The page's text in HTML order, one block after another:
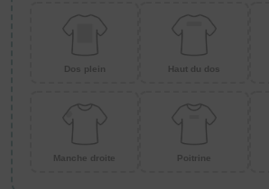
Dos plein Haut du dos
Manche droite Poitrine